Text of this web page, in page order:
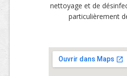
nettoyage et de
particulièrement